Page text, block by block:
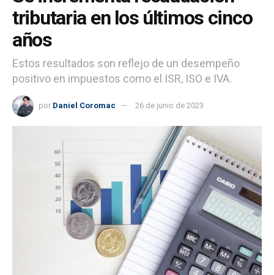
tributaria en los últimos cinco
años
Estos resultados son reflejo de un desempeño
positivo en impuestos como el ISR, ISO e IVA.
por Daniel Coromac 26 de junio de 2023